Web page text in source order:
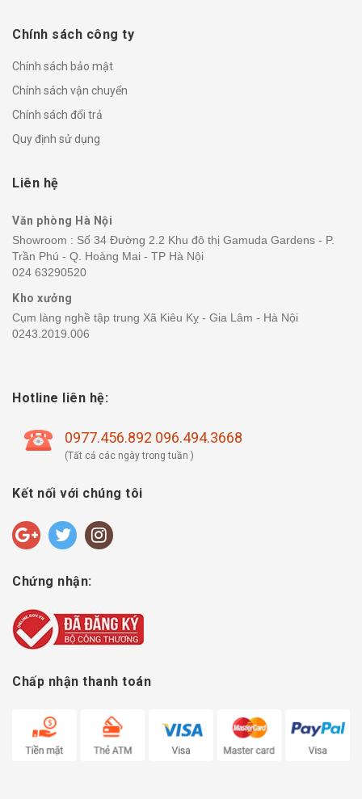
Chính sách công ty
Chính sách bảo mật
Chính sách vận chuyển
Chính sách đổi trả
Quy định sử dụng
Liên hệ
Văn phòng Hà Nội
Showroom : Số 34 Đường 2.2 Khu đô thị Gamuda Gardens - P.
Trần Phú - Q. Hoàng Mai - TP Hà Nội
024 63290520
Kho xưởng
Cụm làng nghề tập trung Xã Kiêu Kỵ - Gia Lâm - Hà Nội
0243.2019.006
Hotline liên hệ:
0977.456.892 096.494.3668
(Tất cả các ngày trong tuần )
Kết nối với chúng tôi
Chứng nhận:
Chấp nhận thanh toán